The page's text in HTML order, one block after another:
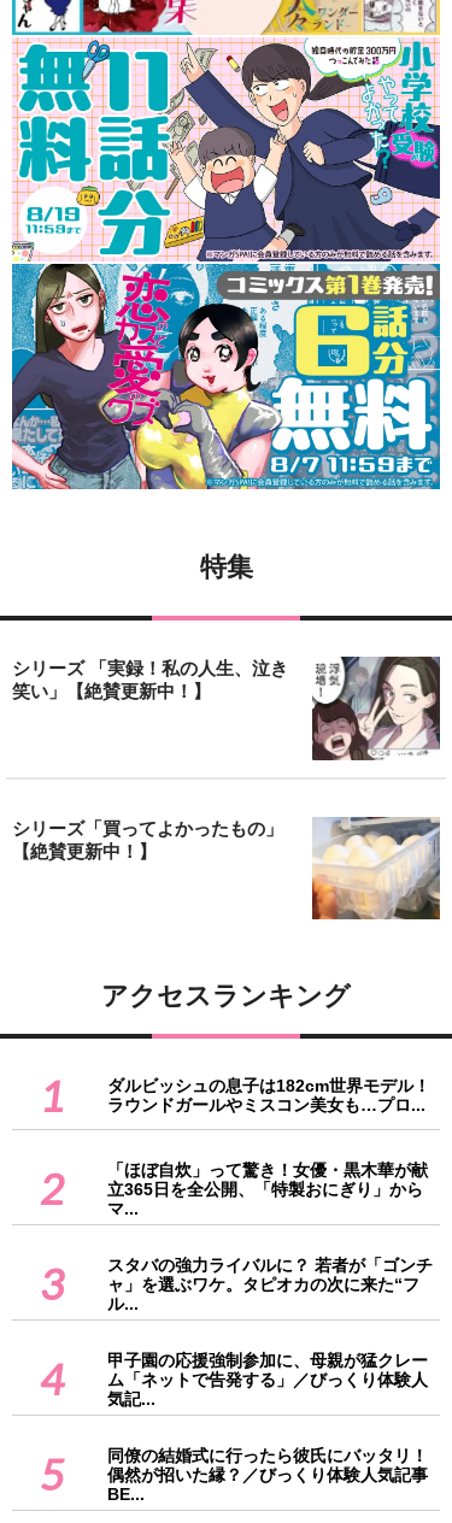
特集
シリーズ 「実録！私の人生、泣き
笑い」【絶賛更新中！】
シリーズ「買ってよかったもの」
【絶賛更新中！】
アクセスランキング
1
ダルビッシュの息子は182cm世界モデル！
ラウンドガールやミスコン美女も…プロ...
2
「ほぼ自炊」って驚き！女優・黒木華が献
立365日を全公開、「特製おにぎり」から
マ...
3
スタバの強力ライバルに？ 若者が「ゴンチ
ャ」を選ぶワケ。タピオカの次に来た“フ
ル...
4
甲子園の応援強制参加に、母親が猛クレー
ム「ネットで告発する」／びっくり体験人
気記...
5
同僚の結婚式に行ったら彼氏にバッタリ！
偶然が招いた縁？／びっくり体験人気記事
BE...